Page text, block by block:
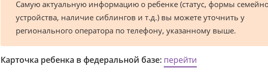
Самую актуальную информацию о ребенке (статус, формы
устройства, наличие сиблингов и т.д.) вы можете уточнить у
регионального оператора по телефону, указанному выше.
Карточка ребенка в федеральной базе: перейти